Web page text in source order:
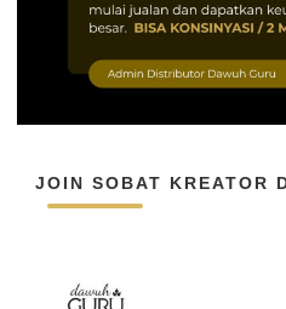
JOIN SOBAT KREATOR